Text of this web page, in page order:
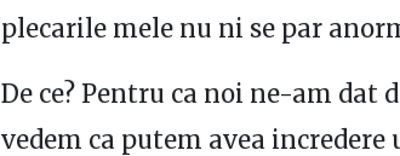
plecarile mele nu ni se par
De ce? Pentru ca noi ne-am dat
vedem ca putem avea